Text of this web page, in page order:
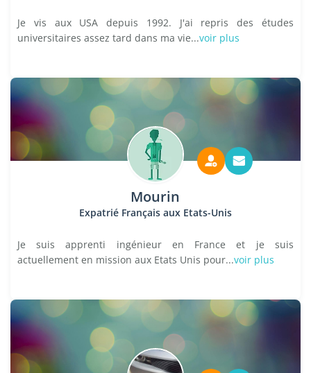
Je vis aux USA depuis 1992. J'ai repris des études
universitaires assez tard dans ma vie...voir plus
Mourin
Expatrié Français aux Etats-Unis
Je suis apprenti ingénieur en France et je suis
actuellement en mission aux Etats Unis pour...voir plus